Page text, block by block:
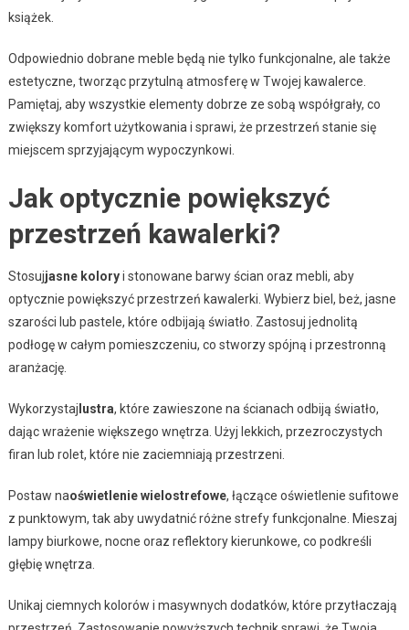
książek.
Odpowiednio dobrane meble będą nie tylko funkcjonalne, ale także
estetyczne, tworząc przytulną atmosferę w Twojej kawalerce.
Pamiętaj, aby wszystkie elementy dobrze ze sobą współgrały, co
zwiększy komfort użytkowania i sprawi, że przestrzeń stanie się
miejscem sprzyjającym wypoczynkowi.
Jak optycznie powiększyć
przestrzeń kawalerki?
Stosujjasne koloryi stonowane barwy ścian oraz mebli, aby
optycznie powiększyć przestrzeń kawalerki. Wybierz biel, beż, jasne
szarości lub pastele, które odbijają światło. Zastosuj jednolitą
podłogę w całym pomieszczeniu, co stworzy spójną i przestronną
aranżację.
Wykorzystajlustra, które zawieszone na ścianach odbiją światło,
dając wrażenie większego wnętrza. Użyj lekkich, przezroczystych
firan lub rolet, które nie zaciemniają przestrzeni.
Postaw naoświetlenie wielostrefowe, łączące oświetlenie sufitowe
z punktowym, tak aby uwydatnić różne strefy funkcjonalne. Mieszaj
lampy biurkowe, nocne oraz reflektory kierunkowe, co podkreśli
głębię wnętrza.
Unikaj ciemnych kolorów i masywnych dodatków, które przytłaczają